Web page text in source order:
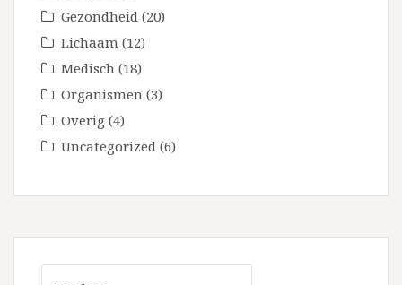
Gezondheid (20)
Lichaam (12)
Medisch (18)
Organismen (3)
Overig (4)
Uncategorized (6)